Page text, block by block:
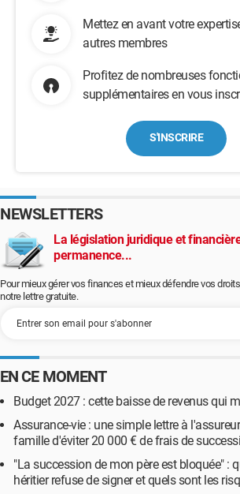
Mettez en avant votre
autres membres
Profitez de nombreuses
supplémentaires en vous
S'INSCRIRE
NEWSLETTERS
La législation juridique et
permanence...
Pour mieux gérer vos finances et mieux défendre vos
notre lettre gratuite.
EN CE MOMENT
Budget 2027 : cette baisse de revenus qui
Assurance-vie : une simple lettre à
famille d'éviter 20 000 € de frais de
"La succession de mon père est bloquée" :
héritier refuse de signer et quels sont les